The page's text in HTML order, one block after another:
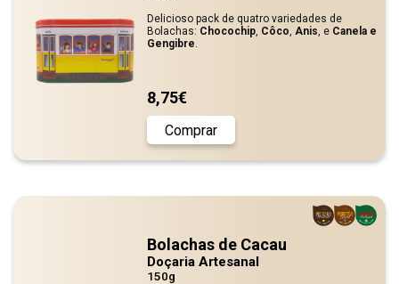
Delicioso pack de quatro variedades de
Bolachas: Chocochip, Côco, Anis, e Canela e
Gengibre.
8,75€
Comprar
Bolachas de Cacau
Doçaria Artesanal
150g